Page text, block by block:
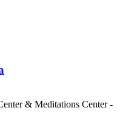
& Meditations Center -